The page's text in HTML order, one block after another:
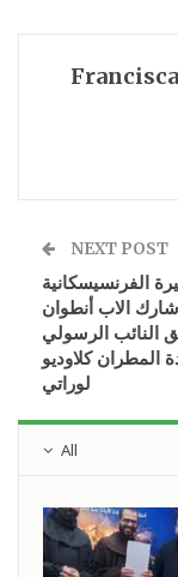
NEXT POST
الفرنسيسكانية
الاب أنطوان
النائب الرسولي
المطران كلاوديو
لوراتي
All